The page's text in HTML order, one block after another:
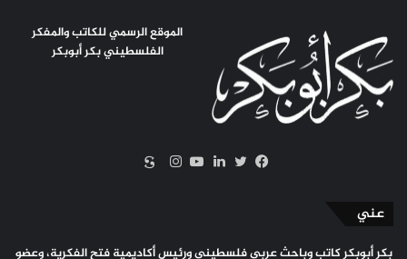
الموقع الرسمي للكاتب والمفكر
الفلسطيني بكر أبوبكر
عني
بكر أبوبكر كاتب وباحث عربي فلسطيني ورئيس أكاديمية فتح الفكرية، وعضو